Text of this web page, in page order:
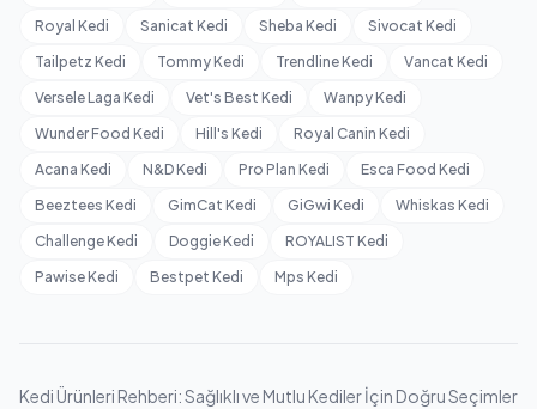
Royal Kedi
Sanicat Kedi Sheba Kedi
Sivocat Kedi
Tailpetz Kedi
Tommy Kedi Trendline Kedi
Vancat Kedi
Versele Laga Kedi
Vet's Best Kedi
Wanpy Kedi
Wunder Food Kedi
Hill's Kedi
Royal Canin Kedi
Acana Kedi
N&D Kedi Pro Plan Kedi
Esca Food Kedi
Beeztees Kedi
GimCat Kedi GiGwi Kedi
Whiskas Kedi
Challenge Kedi
Doggie Kedi
ROYALIST Kedi
Pawise Kedi
Bestpet Kedi Mps Kedi
Kedi Ürünleri Rehberi: Sağlıklı ve Mutlu Kediler İçin Doğru Seçimler